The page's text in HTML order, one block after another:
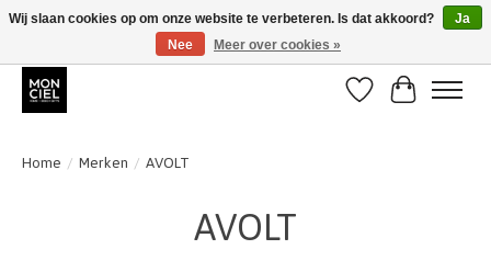
BE + NL : GRATIS VERZENDING van 31/07 t;e.m. 17/8
Verlanglijst
Home / Merken / AVOLT
AVOLT
Wij slaan cookies op om onze website te verbeteren. Is dat akkoord?
Ja
Nee
Meer over cookies »